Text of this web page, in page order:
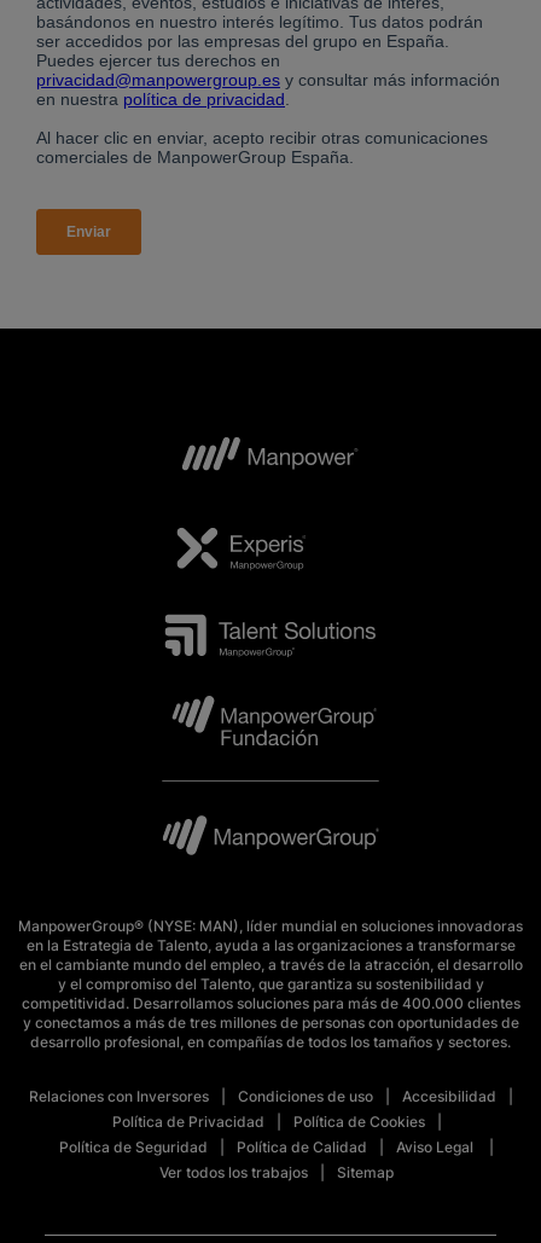
ManpowerGroup® (NYSE: MAN), líder mundial en soluciones innovadoras
en la Estrategia de Talento, ayuda a las organizaciones a transformarse
en el cambiante mundo del empleo, a través de la atracción, el desarrollo
y el compromiso del Talento, que garantiza su sostenibilidad y
competitividad. Desarrollamos soluciones para más de 400.000 clientes
y conectamos a más de tres millones de personas con oportunidades de
desarrollo profesional, en compañías de todos los tamaños y sectores.
Relaciones con Inversores Condiciones de uso
Accesibilidad
Política de Privacidad
Política de Cookies
Política de Seguridad
Política de Calidad
Aviso Legal
Ver todos los trabajos
Sitemap